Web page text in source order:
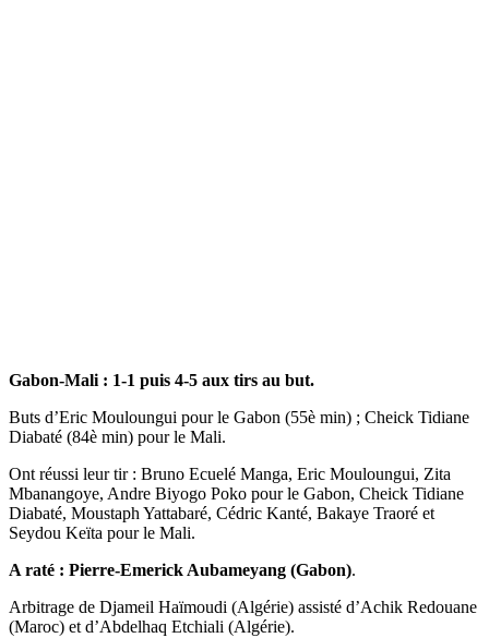
Gabon-Mali : 1-1 puis 4-5 aux tirs au but.
Buts d’Eric Mouloungui pour le Gabon (55è min) ; Cheick Tidiane
Diabaté (84è min) pour le Mali.
Ont réussi leur tir : Bruno Ecuelé Manga, Eric Mouloungui, Zita
Mbanangoye, Andre Biyogo Poko pour le Gabon, Cheick Tidiane
Diabaté, Moustaph Yattabaré, Cédric Kanté, Bakaye Traoré et
Seydou Keïta pour le Mali.
A raté : Pierre-Emerick Aubameyang (Gabon).
Arbitrage de Djameil Haïmoudi (Algérie) assisté d’Achik Redouane
(Maroc) et d’Abdelhaq Etchiali (Algérie).